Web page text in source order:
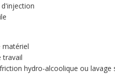
matériel
travail
hydro-alcoolique ou lavage